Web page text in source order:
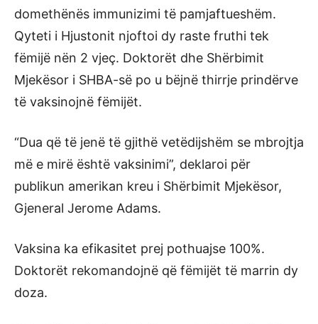
domethënës immunizimi të pamjaftueshëm.
Qyteti i Hjustonit njoftoi dy raste fruthi tek
fëmijë nën 2 vjeç. Doktorët dhe Shërbimit
Mjekësor i SHBA-së po u bëjnë thirrje prindërve
të vaksinojnë fëmijët.
“Dua që të jenë të gjithë vetëdijshëm se mbrojtja
më e mirë është vaksinimi”, deklaroi për
publikun amerikan kreu i Shërbimit Mjekësor,
Gjeneral Jerome Adams.
Vaksina ka efikasitet prej pothuajse 100%.
Doktorët rekomandojnë që fëmijët të marrin dy
doza.